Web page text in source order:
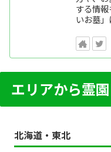
する情
いお墓」
エリアから霊
北海道・東北